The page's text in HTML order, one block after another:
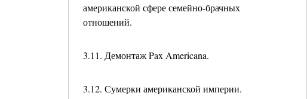
американской сфере семейно-брачных
отношений.
3.11. Демонтаж Pax Americana.
3.12. Сумерки американской империи.